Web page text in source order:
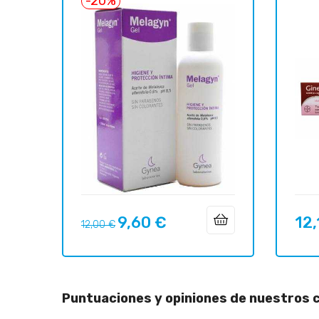
Precio
12,00 € Precio
9,60 €
Puntuaciones y opiniones de nuestros